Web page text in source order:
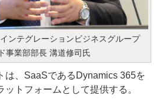
ンテグレーションビジネスグループ
事業部部長 溝道修司氏
、SaaSであるDynamics 365を
トフォームとして提供する。